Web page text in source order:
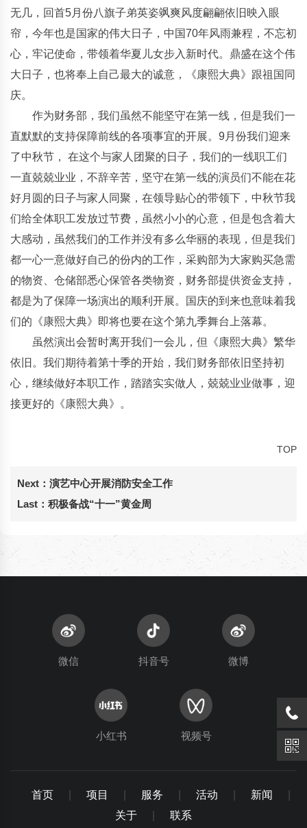
无几，回首5月份八旗子弟英姿飒爽风度翩翩依旧映入眼
帘，今年也是国家的伟大日子，中国70年风雨兼程，不忘初
心，牢记使命，带领着华夏儿女步入新时代。鼎盛在这个伟
大日子，也将奉上自己最大的诚意，《康熙大典》跟祖国同
庆。
作为财务部，我们虽然不能坚守在第一线，但是我们一
直默默的支持保障前线的各项事宜的开展。9月份我们迎来
了中秋节， 在这个与家人团聚的日子，我们的一线职工们
一直兢兢业业，不辞辛苦，坚守在第一线的演员们不能在花
好月圆的日子与家人同聚，在领导贴心的带领下，中秋节我
们给全体职工发放过节费，虽然小小的心意，但是包含着大
大感动，虽然我们的工作并没有多么华丽的表现，但是我们
都一心一意做好自己的份内的工作，采购部为大家购买急需
的物资、仓储部悉心保管各类物资，财务部提供资金支持，
都是为了保障一场演出的顺利开展。国庆的到来也意味着我
们的《康熙大典》即将也要在这个第九季舞台上落幕。
虽然演出会暂时离开我们一会儿，但《康熙大典》繁华
依旧。我们期待着第十季的开始，我们财务部依旧坚持初
心，继续做好本职工作，踏踏实实做人，兢兢业业做事，迎
接更好的《康熙大典》。
TOP
Next： 演艺中心开展消防安全工作
Last： 积极备战“十一”黄金周
微信 抖音号 微博
小红书 视频号
首页 项目 服务 活动 新闻
关于
联系